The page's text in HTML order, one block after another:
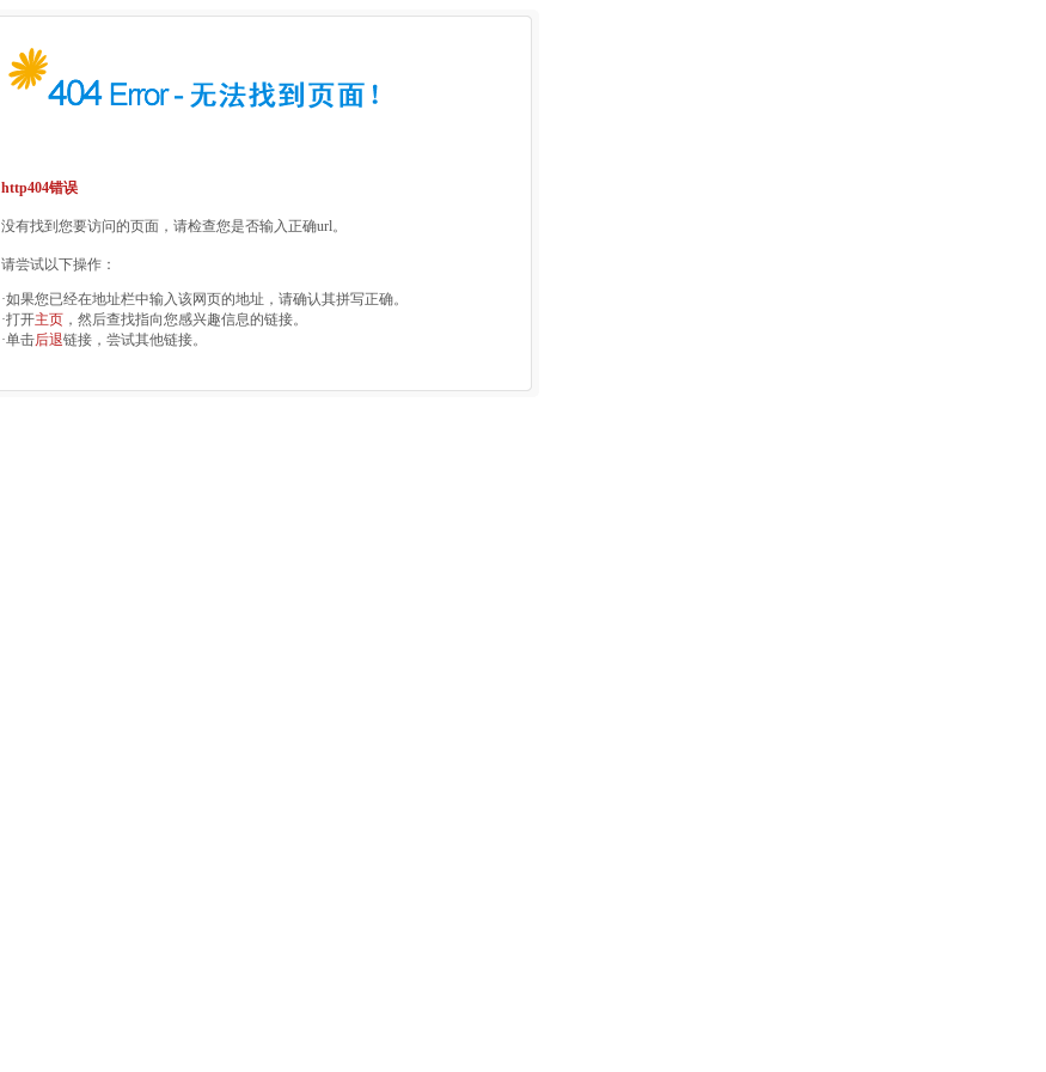
http404错误
没有找到您要访问的页面，请检查您是否输入正确url。
请尝试以下操作：
·如果您已经在地址栏中输入该网页的地址，请确认其拼写正确。
·打开主页 ，然后查找指向您感兴趣信息的链接。
·单击后退链接，尝试其他链接。